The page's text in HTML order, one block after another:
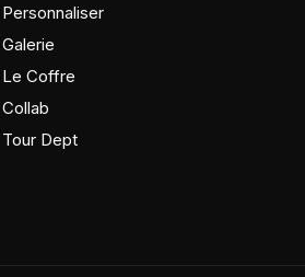
Personnaliser
Galerie
Le Coffre
Collab
Tour Dept